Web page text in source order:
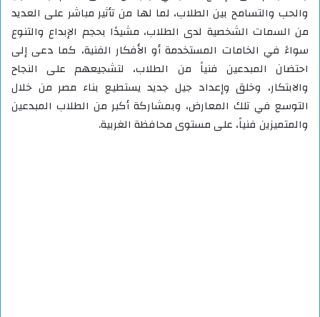
والحب والتسامح بين الطلاب، لما لها من تأثير مباشر على العديد
من السمات الشخصية لدى الطلاب، مشيدًا بحجم الإبداع والتنوع
سواءً في الخامات المستخدمة أو الأفكار الفنية، كما دعى إلى
احتضان المبدعين فنياً من الطلاب، لتشجيعهم على النجاح
والابتكار، وخلق وإعداد جيل جديد يستطيع بناء مصر من خلال
التوسع في تلك المعارض، وبمشاركة أكبر من الطلاب المبدعين
والمتميزين فنياً، على مستوى محافظة الغربية.